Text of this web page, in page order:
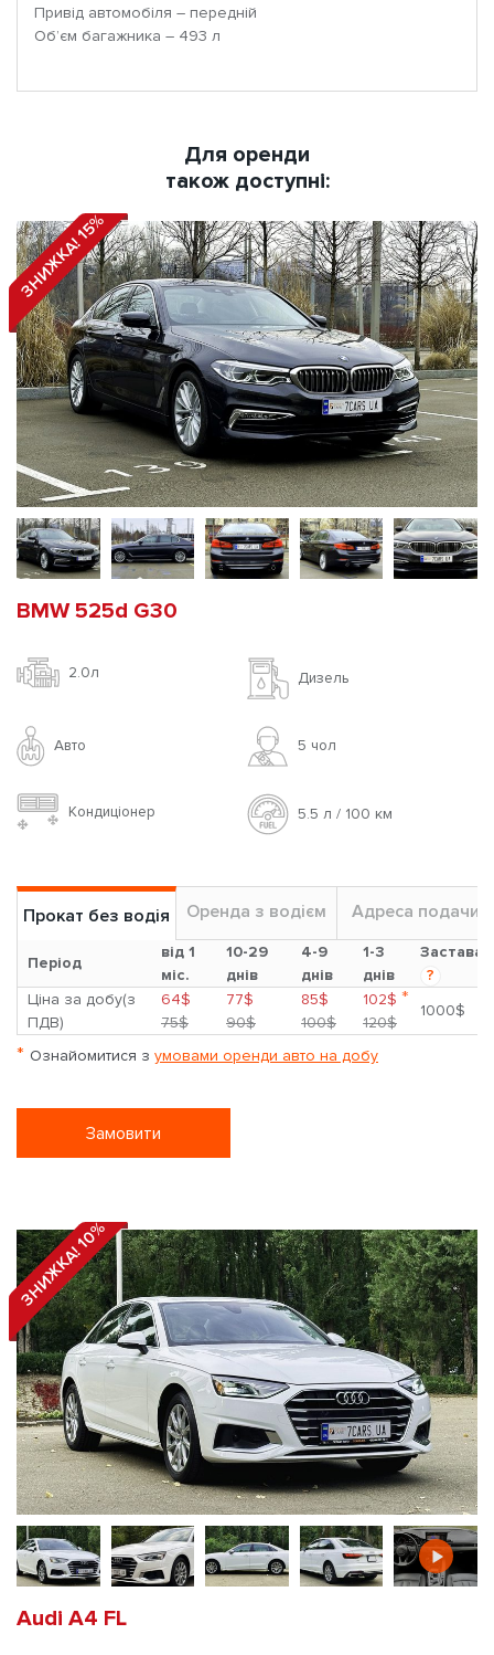
Привід автомобіля – передній
Об’єм багажника – 493 л
Для оренди
також доступні:
ЗНИЖКА! 15%
BMW 525d G30
2.0л Дизель
Авто 5 чoл
Кондиціонер 5.5 л / 100 км
Прокат без водія Оренда з водієм Адреса подачи
Період
від 1
міс.
10-29
днів
4-9
днів
1-3
днів
Застава
?
Ціна за добу(з
ПДВ)
64$
75$
77$
90$
85$
100$
102$ *
120$
1000$
* Ознайомитися з умовами оренди авто на добу
Замовити
ЗНИЖКА! 10%
Audi A4 FL